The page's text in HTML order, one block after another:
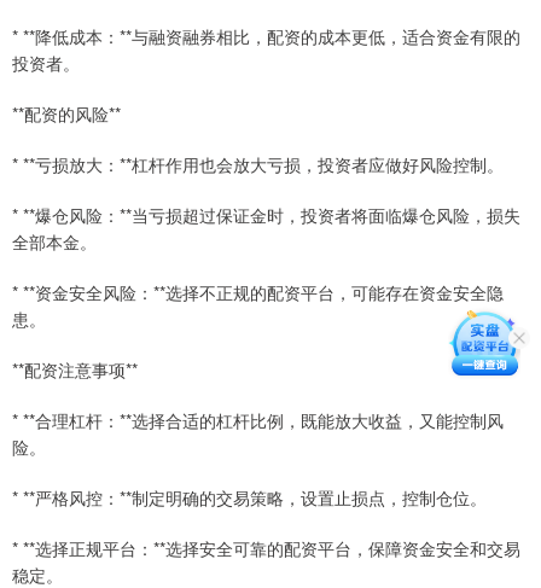
* **降低成本：**与融资融券相比，配资的成本更低，适合资金有限的
投资者。
**配资的风险**
* **亏损放大：**杠杆作用也会放大亏损，投资者应做好风险控制。
* **爆仓风险：**当亏损超过保证金时，投资者将面临爆仓风险，损失
全部本金。
* **资金安全风险：**选择不正规的配资平台，可能存在资金安全隐
患。
**配资注意事项**
* **合理杠杆：**选择合适的杠杆比例，既能放大收益，又能控制风
险。
* **严格风控：**制定明确的交易策略，设置止损点，控制仓位。
* **选择正规平台：**选择安全可靠的配资平台，保障资金安全和交易
稳定。